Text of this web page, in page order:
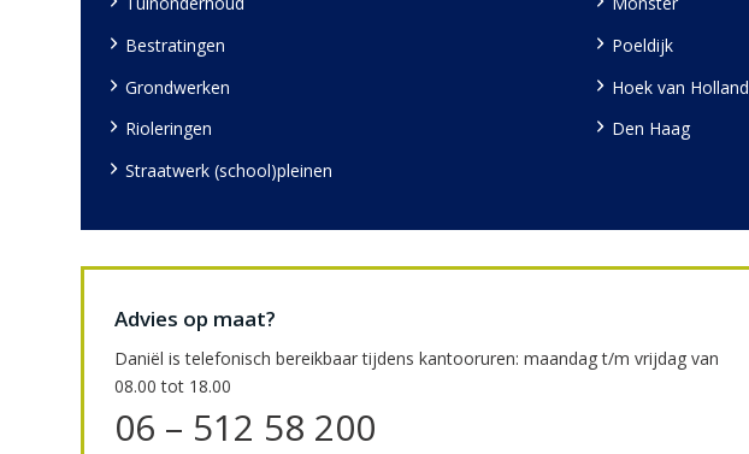
Bestratingen
Grondwerken
Rioleringen
Straatwerk (school)pleinen
Poeldijk
Hoek van Holland
Den Haag
Advies op maat?
Daniël is telefonisch bereikbaar tijdens kantooruren: maandag t/m vrijdag van
08.00 tot 18.00
06 – 512 58 200